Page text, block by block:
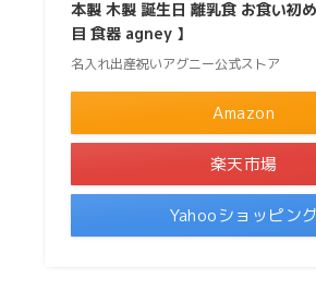
本製 木製 誕生日 離乳食 お食い初
目 食器 agney 】
名入れ出産祝いアグニー公式ストア
Amazon
楽天市場
Yahooショッピン